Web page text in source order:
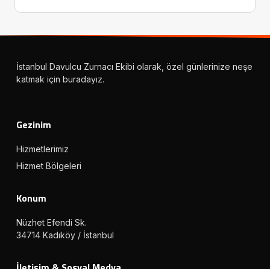
İstanbul Davulcu Zurnacı Ekibi olarak, özel günlerinize neşe
katmak için buradayız.
Gezinim
Hizmetlerimiz
Hizmet Bölgeleri
Konum
Nüzhet Efendi Sk.
34714 Kadıköy / İstanbul